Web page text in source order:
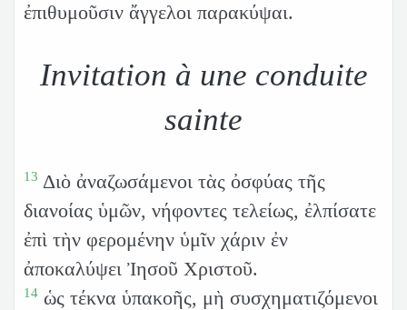
ἐπιθυμοῦσιν ἄγγελοι παρακύψαι.
Invitation à une conduite
sainte
13 Διὸ ἀναζωσάμενοι τὰς ὀσφύας τῆς
διανοίας ὑμῶν, νήφοντες τελείως, ἐλπίσατε
ἐπὶ τὴν φερομένην ὑμῖν χάριν ἐν
ἀποκαλύψει Ἰησοῦ Χριστοῦ.
14 ὡς τέκνα ὑπακοῆς, μὴ συσχηματιζόμενοι